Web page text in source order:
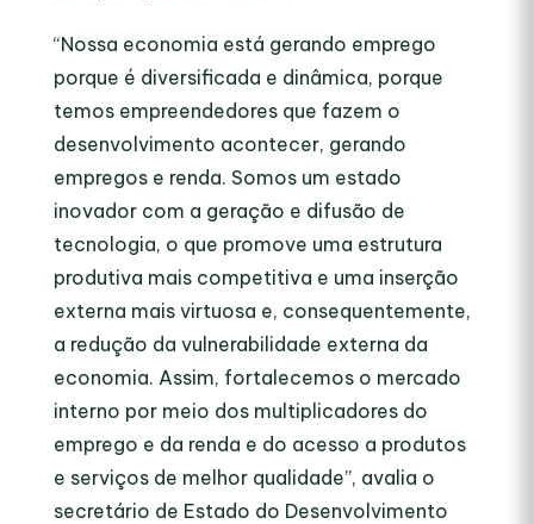
“Nossa economia está gerando emprego
porque é diversificada e dinâmica, porque
temos empreendedores que fazem o
desenvolvimento acontecer, gerando
empregos e renda. Somos um estado
inovador com a geração e difusão de
tecnologia, o que promove uma estrutura
produtiva mais competitiva e uma inserção
externa mais virtuosa e, consequentemente,
a redução da vulnerabilidade externa da
economia. Assim, fortalecemos o mercado
interno por meio dos multiplicadores do
emprego e da renda e do acesso a produtos
e serviços de melhor qualidade”, avalia o
secretário de Estado do Desenvolvimento